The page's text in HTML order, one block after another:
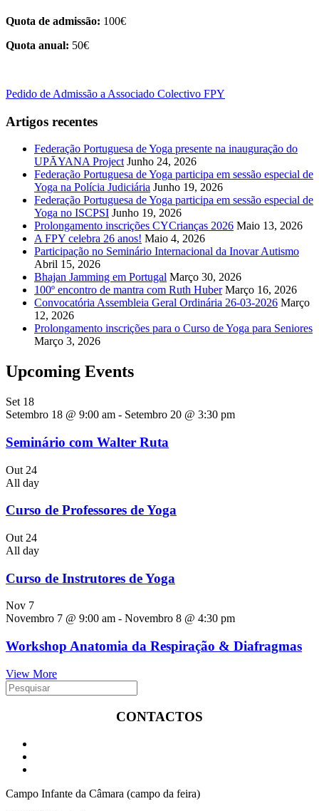
Quota de admissão: 100€
Quota anual: 50€
Pedido de Admissão a Associado Colectivo FPY
Artigos recentes
Federação Portuguesa de Yoga presente na inauguração do
UPĀYANA Project Junho 24, 2026
Federação Portuguesa de Yoga participa em sessão especial de
Yoga na Polícia Judiciária Junho 19, 2026
Federação Portuguesa de Yoga participa em sessão especial de
Yoga no ISCPSI Junho 19, 2026
Prolongamento inscrições CYCrianças 2026 Maio 13, 2026
A FPY celebra 26 anos! Maio 4, 2026
Participação no Seminário Internacional da Inovar Autismo
Abril 15, 2026
Bhajan Jamming em Portugal Março 30, 2026
100º encontro de mantra com Ruth Huber Março 16, 2026
Convocatória Assembleia Geral Ordinária 26-03-2026 Março
12, 2026
Prolongamento inscrições para o Curso de Yoga para Seniores
Março 3, 2026
Upcoming Events
Set 18
Setembro 18 @ 9:00 am - Setembro 20 @ 3:30 pm
Seminário com Walter Ruta
Out 24
All day
Curso de Professores de Yoga
Out 24
All day
Curso de Instrutores de Yoga
Nov 7
Novembro 7 @ 9:00 am - Novembro 8 @ 4:30 pm
Workshop Anatomia da Respiração & Diafragmas
View More
CONTACTOS
Campo Infante da Câmara (campo da feira)